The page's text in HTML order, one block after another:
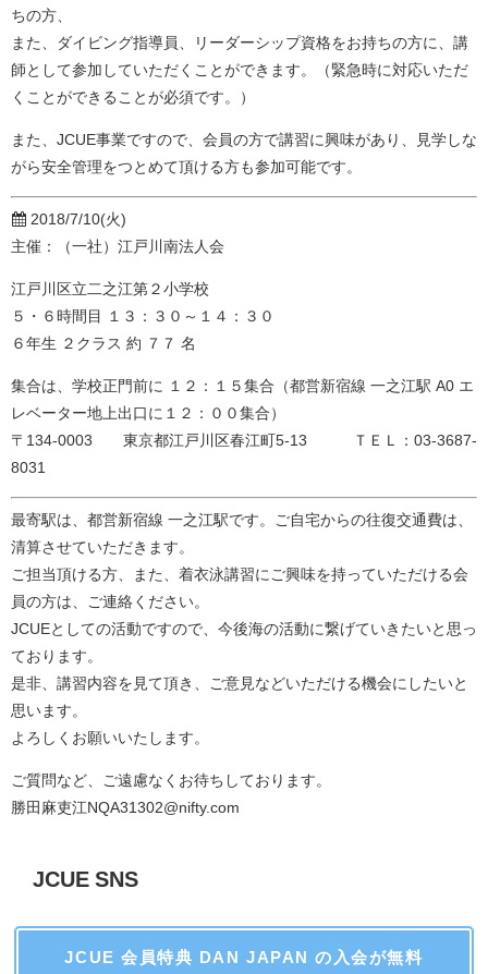
ちの方、
また、ダイビング指導員、リーダーシップ資格をお持ちの方に、講
師として参加していただくことができます。（緊急時に対応いただ
くことができることが必須です。）
また、JCUE事業ですので、会員の方で講習に興味があり、見学しな
がら安全管理をつとめて頂ける方も参加可能です。
2018/7/10(火)
主催：（一社）江戸川南法人会
江戸川区立二之江第２小学校
５・６時間目 １３：３０～１４：３０
６年生 ２クラス 約 ７７ 名
集合は、学校正門前に １２：１５集合（都営新宿線 一之江駅 A0 エ
レベーター地上出口に１２：００集合）
〒134-0003 東京都江戸川区春江町5-13 ＴＥＬ：03-3687-
8031
最寄駅は、都営新宿線 一之江駅です。ご自宅からの往復交通費は、
清算させていただきます。
ご担当頂ける方、また、着衣泳講習にご興味を持っていただける会
員の方は、ご連絡ください。
JCUEとしての活動ですので、今後海の活動に繋げていきたいと思っ
ております。
是非、講習内容を見て頂き、ご意見などいただける機会にしたいと
思います。
よろしくお願いいたします。
ご質問など、ご遠慮なくお待ちしております。
勝田麻吏江NQA31302@nifty.com
JCUE SNS
JCUE 会員特典 DAN JAPAN の入会が無料